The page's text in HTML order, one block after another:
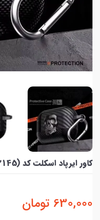
کاور ایرپاد اسکلت کد (M2145)
630,000 تومان